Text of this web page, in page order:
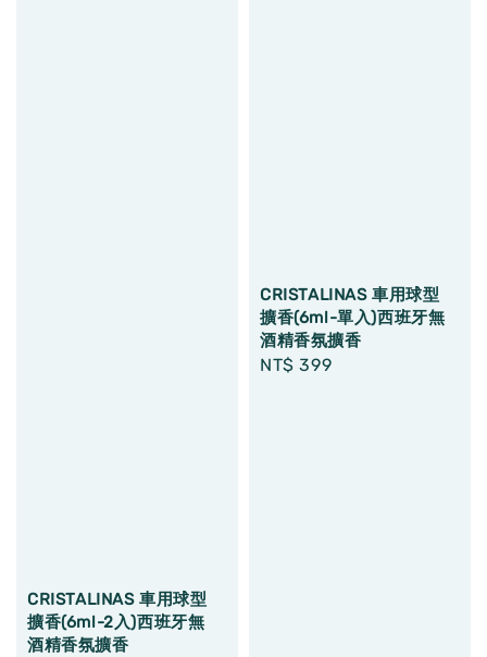
CRISTALINAS 車用球型
擴香(6ml-2入)西班牙無
酒精香氛擴香
CRISTALINAS 車用球型
擴香(6ml-單入)西班牙無
酒精香氛擴香
Regular
NT$ 399